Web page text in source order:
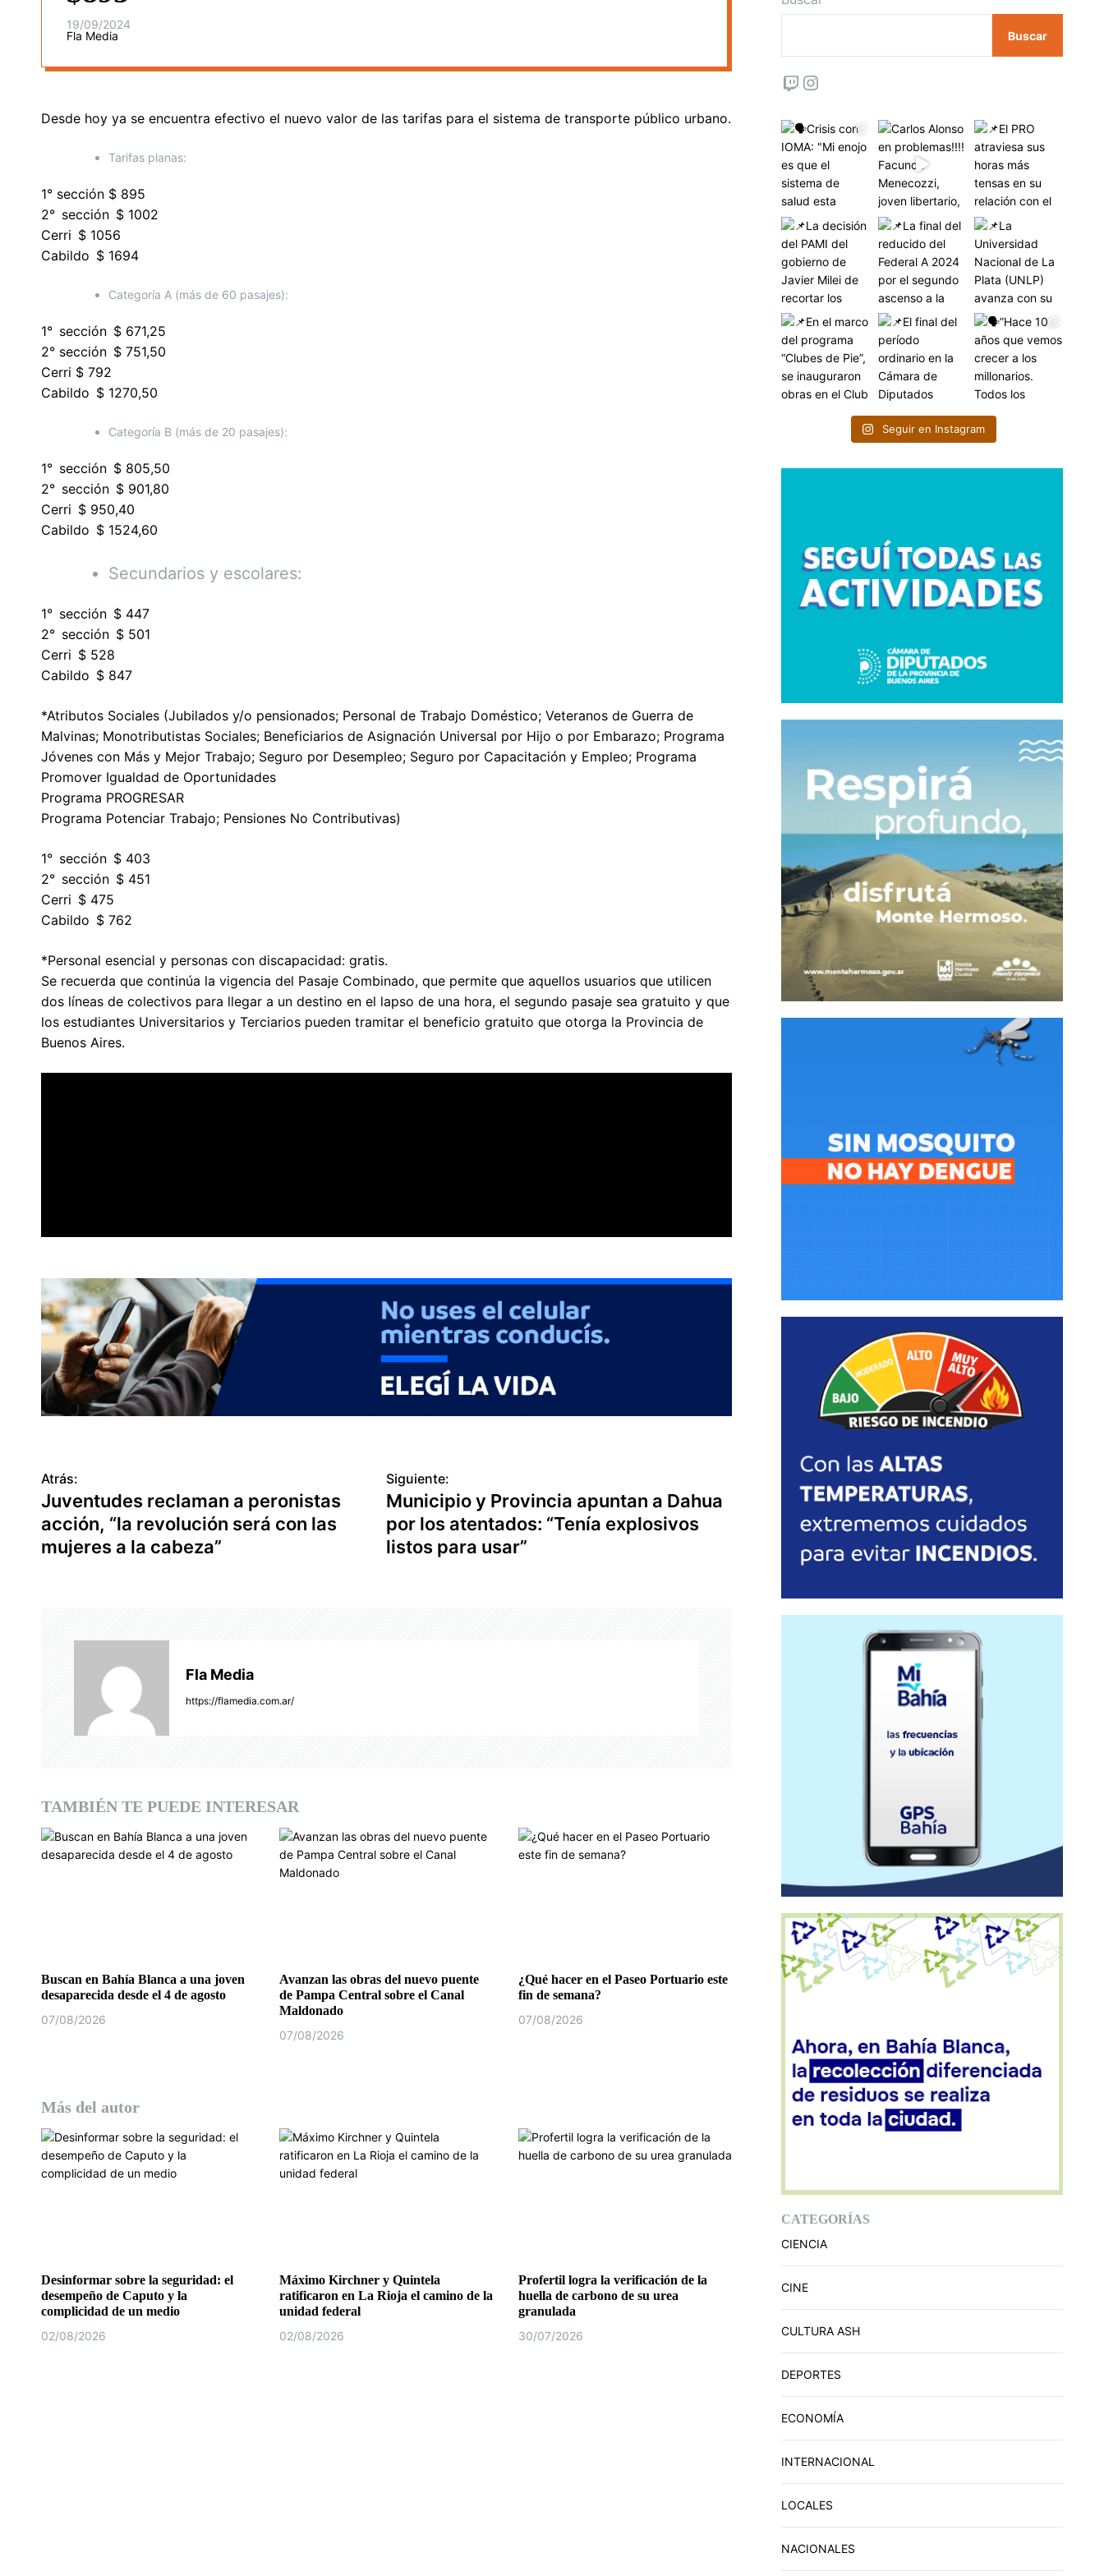
19/09/2024
Fla Media
Desde hoy ya se encuentra efectivo el nuevo valor de las tarifas para el sistema de transporte público urbano.
Tarifas planas:
1° sección $ 895
2° sección $ 1002
Cerri $ 1056
Cabildo $ 1694
Categoría A (más de 60 pasajes):
1° sección $ 671,25
2° sección $ 751,50
Cerri $ 792
Cabildo $ 1270,50
Categoría B (más de 20 pasajes):
1° sección $ 805,50
2° sección $ 901,80
Cerri $ 950,40
Cabildo $ 1524,60
Secundarios y escolares:
1° sección $ 447
2° sección $ 501
Cerri $ 528
Cabildo $ 847
*Atributos Sociales (Jubilados y/o pensionados; Personal de Trabajo Doméstico; Veteranos de Guerra de
Malvinas; Monotributistas Sociales; Beneficiarios de Asignación Universal por Hijo o por Embarazo; Programa
Jóvenes con Más y Mejor Trabajo; Seguro por Desempleo; Seguro por Capacitación y Empleo; Programa
Promover Igualdad de Oportunidades
Programa PROGRESAR
Programa Potenciar Trabajo; Pensiones No Contributivas)
1° sección $ 403
2° sección $ 451
Cerri $ 475
Cabildo $ 762
*Personal esencial y personas con discapacidad: gratis.
Se recuerda que continúa la vigencia del Pasaje Combinado, que permite que aquellos usuarios que utilicen
dos líneas de colectivos para llegar a un destino en el lapso de una hora, el segundo pasaje sea gratuito y que
los estudiantes Universitarios y Terciarios pueden tramitar el beneficio gratuito que otorga la Provincia de
Buenos Aires.
N
a
v
e
e
a
d
Atrás:
Juventudes reclaman a peronistas
acción, “la revolución será con las
mujeres a la cabeza”
Siguiente:
Municipio y Provincia apuntan a Dahua
por los atentados: “Tenía explosivos
listos para usar”
Fla Media
https://flamedia.com.ar/
TAMBIÉN TE PUEDE INTERESAR
Buscan en Bahía Blanca a una joven
desaparecida desde el 4 de agosto
07/08/2026
Avanzan las obras del nuevo puente
de Pampa Central sobre el Canal
Maldonado
07/08/2026
¿Qué hacer en el Paseo Portuario este
fin de semana?
07/08/2026
Más del autor
Desinformar sobre la seguridad: el
desempeño de Caputo y la
complicidad de un medio
02/08/2026
Máximo Kirchner y Quintela
ratificaron en La Rioja el camino de la
unidad federal
02/08/2026
Profertil logra la verificación de la
huella de carbono de su urea
granulada
30/07/2026
Buscar
Twitch
Seguir en Instagram
CATEGORÍAS
CIENCIA
CINE
CULTURA ASH
DEPORTES
ECONOMÍA
INTERNACIONAL
LOCALES
NACIONALES